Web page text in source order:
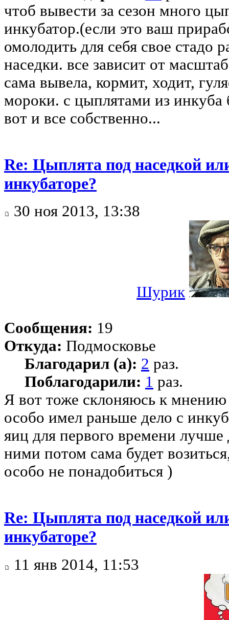
чтоб вывести за сезон много
инкубатор.(если это ваш
омолодить для себя свое стадо
наседки. все зависит от
сама вывела, кормит, ходит,
мороки. с цыплятами из инкуба
вот и все собственно...
Re: Цыплята под наседкой
инкубаторе?
30 ноя 2013, 13:38
Шурик
Сообщения: 19
Откуда: Подмосковье
Благодарил (а): 2 раз.
Поблагодарили: 1 раз.
Я вот тоже склоняюсь к
особо имел раньше дело с
яиц для первого времени лучше
ними потом сама будет
особо не понадобиться )
Re: Цыплята под наседкой
инкубаторе?
11 янв 2014, 11:53